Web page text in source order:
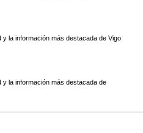
y la información más destacada de Vigo
y la información más destacada de